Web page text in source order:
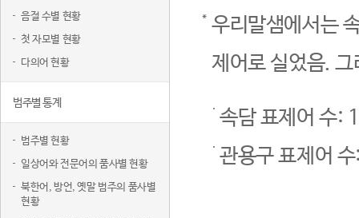
음절 수별 현황
첫 자모별 현황
다의어 현황
범주별 통계
범주별 현황
일상어와 전문어의 품사별 현황
북한어, 방언, 옛말 범주의 품사별
현황
우리말샘에서는
제어로 실었음.
속담 표제어 수:
관용구 표제어